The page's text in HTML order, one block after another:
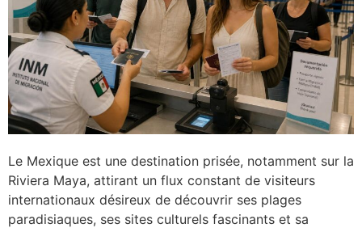
Le Mexique est une destination prisée, notamment sur la
Riviera Maya, attirant un flux constant de visiteurs
internationaux désireux de découvrir ses plages
paradisiaques, ses sites culturels fascinants et sa